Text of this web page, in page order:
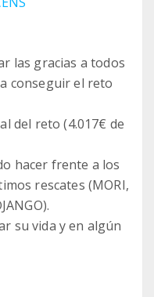
las gracias a todos
conseguir el reto
del reto (4.017€ de
hacer frente a los
rescates (MORI,
su vida y en algún